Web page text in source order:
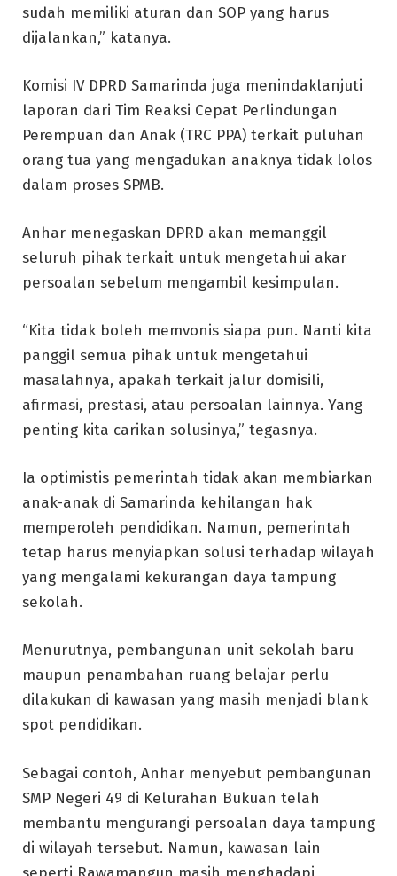
sudah memiliki aturan dan SOP yang harus
dijalankan,” katanya.
Komisi IV DPRD Samarinda juga menindaklanjuti
laporan dari Tim Reaksi Cepat Perlindungan
Perempuan dan Anak (TRC PPA) terkait puluhan
orang tua yang mengadukan anaknya tidak lolos
dalam proses SPMB.
Anhar menegaskan DPRD akan memanggil
seluruh pihak terkait untuk mengetahui akar
persoalan sebelum mengambil kesimpulan.
“Kita tidak boleh memvonis siapa pun. Nanti kita
panggil semua pihak untuk mengetahui
masalahnya, apakah terkait jalur domisili,
afirmasi, prestasi, atau persoalan lainnya. Yang
penting kita carikan solusinya,” tegasnya.
Ia optimistis pemerintah tidak akan membiarkan
anak-anak di Samarinda kehilangan hak
memperoleh pendidikan. Namun, pemerintah
tetap harus menyiapkan solusi terhadap wilayah
yang mengalami kekurangan daya tampung
sekolah.
Menurutnya, pembangunan unit sekolah baru
maupun penambahan ruang belajar perlu
dilakukan di kawasan yang masih menjadi blank
spot pendidikan.
Sebagai contoh, Anhar menyebut pembangunan
SMP Negeri 49 di Kelurahan Bukuan telah
membantu mengurangi persoalan daya tampung
di wilayah tersebut. Namun, kawasan lain